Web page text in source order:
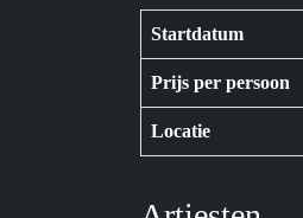
Startdatum
Prijs per persoon
Locatie